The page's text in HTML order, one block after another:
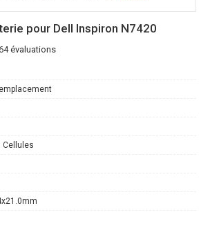
pour Dell Inspiron N7420
évaluations
Cellules